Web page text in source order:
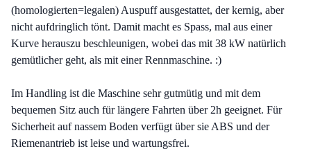
(homologierten=legalen) Auspuff ausgestattet, der kernig, aber
nicht aufdringlich tönt. Damit macht es Spass, mal aus einer
Kurve herauszu beschleunigen, wobei das mit 38 kW natürlich
gemütlicher geht, als mit einer Rennmaschine. :)
Im Handling ist die Maschine sehr gutmütig und mit dem
bequemen Sitz auch für längere Fahrten über 2h geeignet. Für
Sicherheit auf nassem Boden verfügt über sie ABS und der
Riemenantrieb ist leise und wartungsfrei.